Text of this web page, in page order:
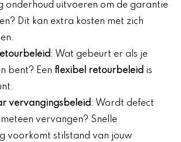
onderhoud uitvoeren om de garantie
Dit kan extra kosten met zich
: Wat gebeurt er als je
bent? Een flexibel retourbeleid is
vervangingsbeleid : Wordt defect
vervangen? Snelle
voorkomt stilstand van jouw